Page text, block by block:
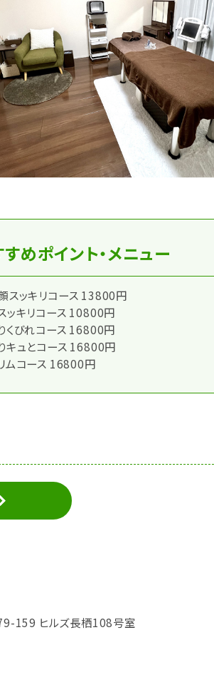
すめポイント・メニュー
スッキリコース 13800円
キリコース 10800円
びれコース 16800円
ュとコース 16800円
ムコース 16800円
159 ヒルズ長栖108号室